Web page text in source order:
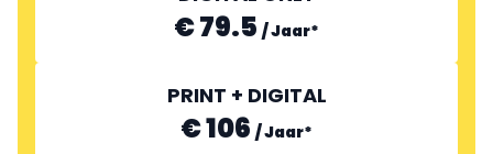
€ 79.5 /Jaar*
PRINT + DIGITAL
€ 106 /Jaar*